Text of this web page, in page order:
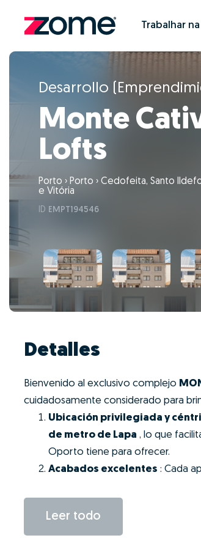
Trabalhar
Desarrollo
Monte
Lofts
Porto › Porto › Cedofeita, Santo
e Vitória
ID EMPT194546
Detalles
Bienvenido al exclusivo complejo
cuidadosamente considerado para
Ubicación privilegiada y
de metro de Lapa , lo que
Oporto tiene para ofrecer.
Acabados excelentes : Cada
Leer todo